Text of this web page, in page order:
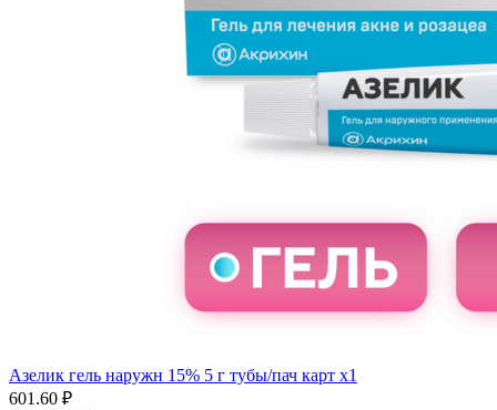
Азелик гель наружн 15% 5 г тубы/пач карт x1
601.60 ₽